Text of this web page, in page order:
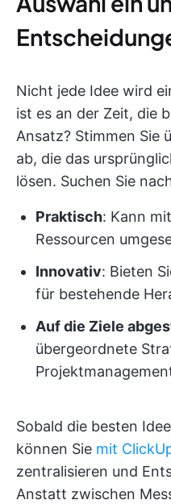
Nicht jede Idee wird
ist es an der Zeit, die
Ansatz? Stimmen Sie
ab, die das
lösen. Suchen Sie
Praktisch: Kann
Ressourcen
Innovativ: Bieten
für bestehende
Auf die Ziele
übergeordnete
Sobald die besten
können Sie mit
zentralisieren und
Anstatt zwischen